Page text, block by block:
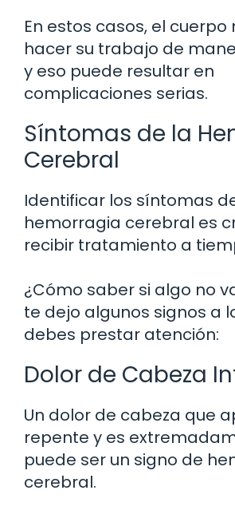
En estos casos, el cuerpo
hacer su trabajo de
y eso puede resultar en
complicaciones serias.
Síntomas de la
Cerebral
Identificar los síntomas
hemorragia cerebral es
recibir tratamiento a
¿Cómo saber si algo no
te dejo algunos signos a
debes prestar atención:
Dolor de Cabeza
Un dolor de cabeza que
repente y es
puede ser un signo de
cerebral.